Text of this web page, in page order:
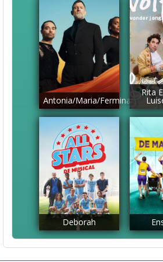
Antonia/Maria/Fermina
Rita
Deborah